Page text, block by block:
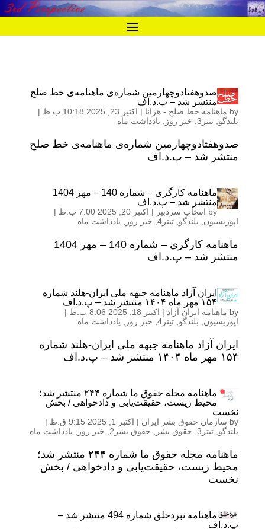
صدوهفتادوچهارمین شماره‌ی ماهنامه‌ی خط صلح
منتشر شد – پ.د.اف
by ماهنامه خط صلح - هرانا | اکتبر 23, 2025 10:18 ب.ظ
|
بلندگو تیتر3 , خبر روز یادداشت ماه
صدوهفتادوچهارمین شماره‌ی ماهنامه‌ی خط صلح
منتشر شد – پ.د.اف
ماهنامه کارگری – شماره 140 – مهر 1404
منتشر شد – پ.د.اف
by انتخاب سردبیر | اکتبر 20, 2025 7:00 ب.ظ
|
اپوزیسیون
بلندگو تیتر4 , خبر روز یادداشت ماه
ماهنامه کارگری – شماره 140 – مهر 1404
منتشر شد – پ.د.اف
ایران آزاد ماهنامه جبهه ملی ایران-هلند شماره
١۵۴ مهر ماه ١۴۰۴ منتشر شد – پ.د.اف
by ماهنامه ایران آزاد | اکتبر 18, 2025 8:06 ب.ظ
|
اپوزیسیون
بلندگو تیتر4 , خبر روز یادداشت ماه
ایران آزاد ماهنامه جبهه ملی ایران-هلند شماره
١۵۴ مهر ماه ١۴۰۴ منتشر شد – پ.د.اف
ماهنامه مجله حقوق ما شماره ۲۴۴ منتشر شد؛
محیط زیست، حقیقت‌یابی و دادخواهی / بخش
نخست
by سازمان حقوق بشر ایران | اکتبر 1, 2025 9:15 ق.ظ
|
بلندگو تیتر3 , حقوق بشر حقوق بشر2 خبر روز یادداشت ماه
ماهنامه مجله حقوق ما شماره ۲۴۴ منتشر شد؛
محیط زیست، حقیقت‌یابی و دادخواهی / بخش
نخست
ماهنامه نبردخلق شماره 494 منتشر شد –
پ.د.اف